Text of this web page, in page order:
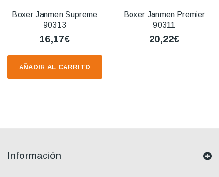
AÑADIR AL CARRITO
Boxer Janmen Supreme
90313
16,17€
Boxer Janmen Premier
90311
20,22€
Información